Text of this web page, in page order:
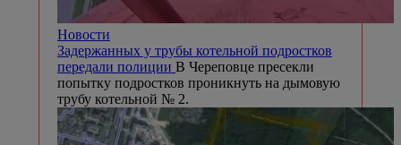
Новости
Задержанных у трубы котельной подростков
передали полиции В Череповце пресекли
попытку подростков проникнуть на дымовую
трубу котельной № 2.